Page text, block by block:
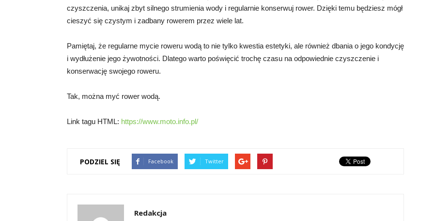
czyszczenia, unikaj zbyt silnego strumienia wody i regularnie konserwuj rower. Dzięki temu będziesz mógł
cieszyć się czystym i zadbany rowerem przez wiele lat.
Pamiętaj, że regularne mycie roweru wodą to nie tylko kwestia estetyki, ale również dbania o jego kondycję
i wydłużenie jego żywotności. Dlatego warto poświęcić trochę czasu na odpowiednie czyszczenie i
konserwację swojego roweru.
Tak, można myć rower wodą.
Link tagu HTML: https://www.moto.info.pl/
PODZIEL SIĘ Facebook Twitter
Redakcja